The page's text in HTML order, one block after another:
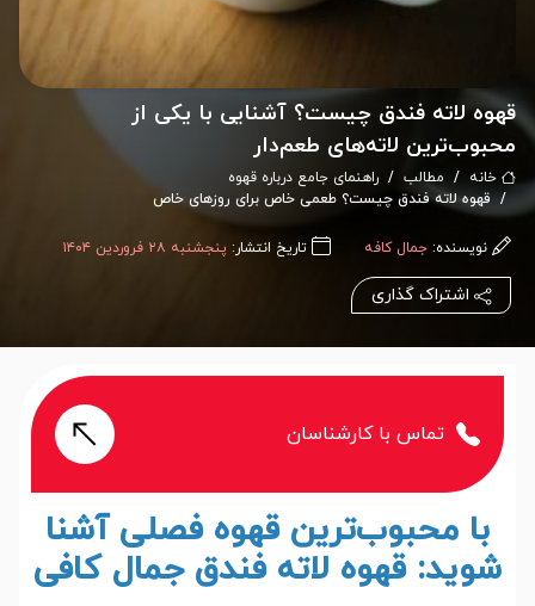
قهوه لاته فندق چیست؟ آشنایی با یکی از
محبوب‌ترین لاته‌های طعم‌دار
خانه مطالب
راهنمای جامع درباره قهوه
قهوه لاته فندق چیست؟ طعمی خاص برای روزهای خاص
نویسنده: جمال کافه تاریخ انتشار: پنجشنبه ۲۸ فروردین ۱۴۰۴
اشتراک گذاری
تماس با کارشناسان
با محبوب‌ترین قهوه فصلی آشنا
شوید: قهوه لاته فندق جمال کافی